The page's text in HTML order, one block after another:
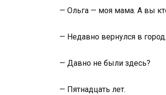
— Ольга — моя мама. А вы
— Недавно вернулся в
— Давно не были здесь?
— Пятнадцать лет.